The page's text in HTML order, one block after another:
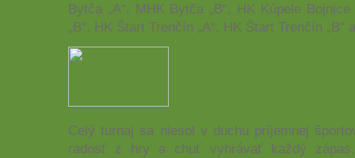
Bytča „A“, MHK Bytča „B“, HK Kúpele
„B“, HK Štart Trenčín „A“, HK Štart Trenčín „B“
Celý turnaj sa niesol v duchu príjemnej
radosť z hry a chuť vyhrávať každý